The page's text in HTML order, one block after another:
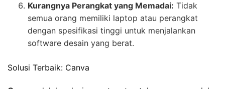
Kurangnya Perangkat yang Memadai: Tidak
semua orang memiliki laptop atau perangkat
dengan spesifikasi tinggi untuk menjalankan
software desain yang berat.
Solusi Terbaik: Canva